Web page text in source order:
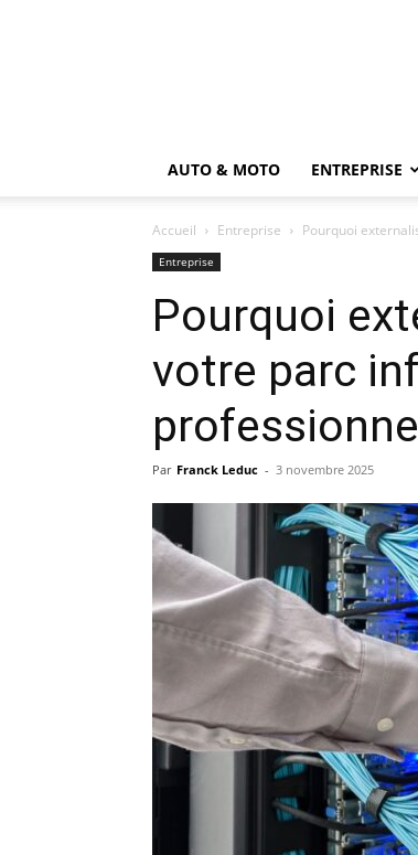
AUTO & MOTO ENTREPRISE
Accueil Entreprise Pourquoi
Entreprise
Pourquoi
votre parc
Par Franck Leduc - 3 novembre 2025